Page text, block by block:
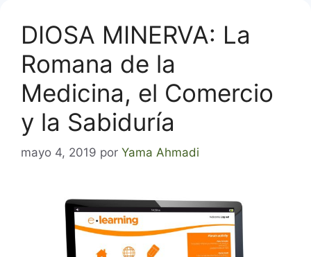
DIOSA MINERVA: La
Romana de la
Medicina, el Comercio
y la Sabiduría
mayo 4, 2019 por Yama Ahmadi